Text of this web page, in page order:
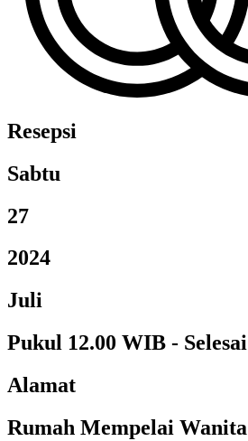
Resepsi
Sabtu
27
2024
Juli
Pukul 12.00 WIB - Selesai
Alamat
Rumah Mempelai Wanita